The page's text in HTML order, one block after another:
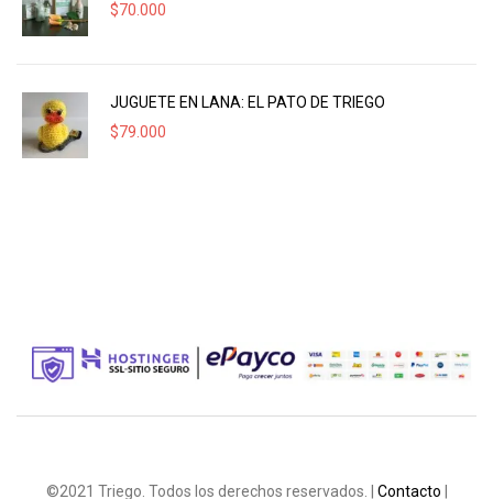
$70.000
JUGUETE EN LANA: EL PATO DE TRIEGO
$79.000
©2021 Triego. Todos los derechos reservados. | Contacto